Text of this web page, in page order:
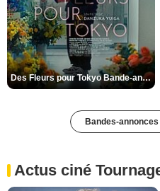
Des Fleurs pour Tokyo Bande-annonce VO STFR
Bandes-
Actus ciné